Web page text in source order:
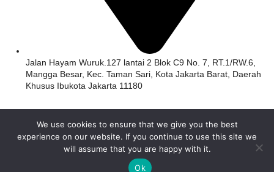
Jalan Hayam Wuruk.127 lantai 2 Blok C9 No. 7, RT.1/RW.6,
Mangga Besar, Kec. Taman Sari, Kota Jakarta Barat, Daerah
Khusus Ibukota Jakarta 11180
© 2026 1Clickss.com. All rights reserved.
We use cookies to ensure that we give you the best
experience on our website. If you continue to use this site we
will assume that you are happy with it.
Ok